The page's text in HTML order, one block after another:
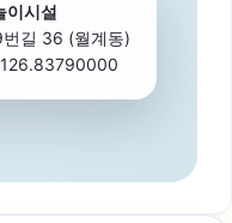
이시설
길 36 (월계동)